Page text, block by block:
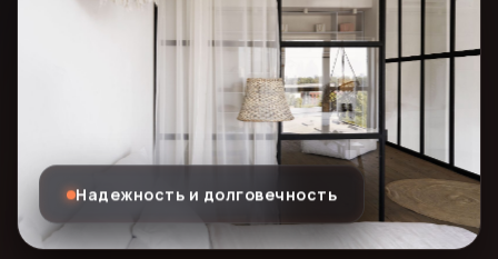
Надежность и долговечность